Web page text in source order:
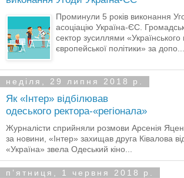
Проминули 5 років виконання
асоціацію Україна-ЄС.
сектор зусиллями «Українського
європейської політики» за допо...
неділя, 29 липня 2018 р.
Як «Інтер» відбілював
одеського ректора-«регіонала»
Журналісти сприйняли розмови Арсенія
за новини, «Інтер» захищав друга Ківалова
«Україна» звела Одеський кіно...
пʼятниця, 1 червня 2018 р.